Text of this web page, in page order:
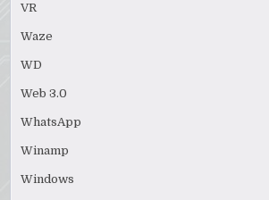
VR
Waze
WD
Web 3.0
WhatsApp
Winamp
Windows